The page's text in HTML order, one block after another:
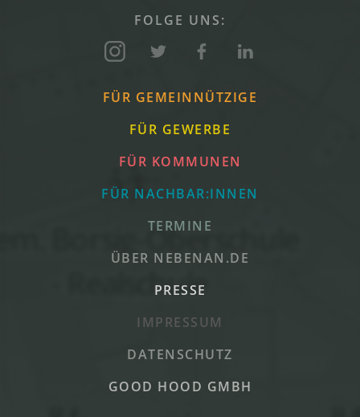
FOLGE UNS:
FÜR GEMEINNÜTZIGE
FÜR GEWERBE
FÜR KOMMUNEN
FÜR NACHBAR:INNEN
TERMINE
ÜBER NEBENAN.DE
PRESSE
IMPRESSUM
DATENSCHUTZ
GOOD HOOD GMBH